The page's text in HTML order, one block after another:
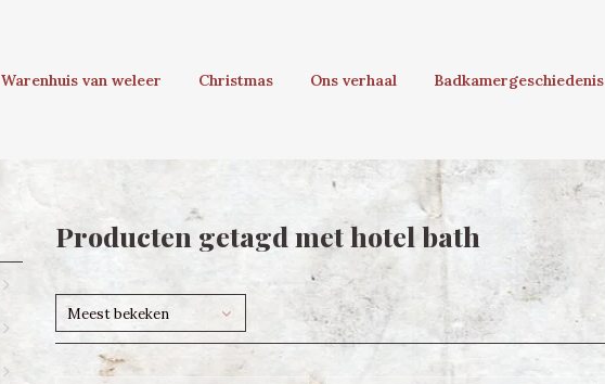
Warenhuis van weleer Christmas Ons verhaal Badkamergeschiedenis
Producten getagd met hotel bath
Meest bekeken